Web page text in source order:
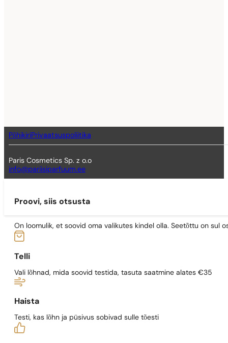
PõhikiriPrivaatsuspoliitika
Paris Cosmetics Sp. z o.o
info@pariisiparfuum.ee
Proovi, siis otsusta
On loomulik, et soovid oma valikutes kindel olla. Seetõttu on sul
Telli
Vali lõhnad, mida soovid testida, tasuta saatmine alates €35
Haista
Testi, kas lõhn ja püsivus sobivad sulle tõesti